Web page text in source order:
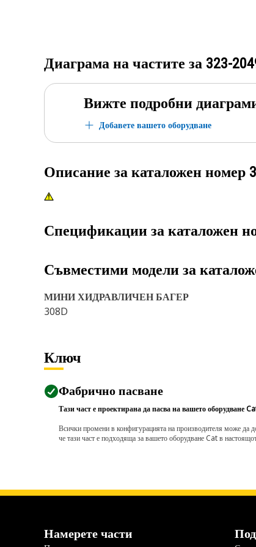
Диаграма на частите за 323-
Вижте подробни
Добавете вашето оборудване
Описание за каталожен номер
Спецификации за каталожен
Съвместими модели за
МИНИ ХИДРАВЛИЧЕН БАГЕР
308D
Ключ
Фабрично пасване
Тази част е проектирана да пасва на вашето оборудване
Всички промени в конфигурацията на производителя може да
че тази част е подходяща за вашето оборудване Cat в
Намерете части